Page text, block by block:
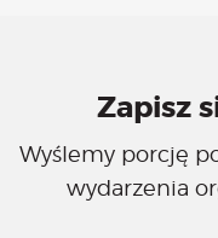
Zapisz
Wyślemy porcję
wydarzenia